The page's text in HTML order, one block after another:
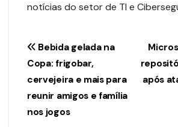
notícias do setor de TI e
Navegação
de
Post
após
Bebida gelada na
Copa: frigobar,
cervejeira e mais para
reunir amigos e família
nos jogos